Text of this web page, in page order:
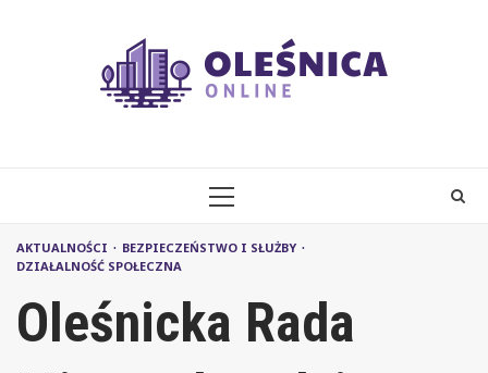
PRIMARY
AKTUALNOŚCI
BEZPIECZEŃSTWO I SŁUŻBY
DZIAŁALNOŚĆ SPOŁECZNA
Oleśnicka Rada